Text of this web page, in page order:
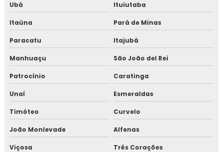
Consultoria em sistema de gestão halal
Consultoria em transporte de feed materials
Consultoria em tratamento de não conformidades
Consultoria em tratamento de não conformidades e
causas raiz
Curso de 5s para empresas
Curso auditor interno fssc 22000
Ubá Ituiutaba
Itaúna Pará de Minas
Paracatu Itajubá
Manhuaçu São João del Rei
Patrocínio Caratinga
Unaí Esmeraldas
Timóteo Curvelo
João Monlevade Alfenas
Viçosa Três Corações